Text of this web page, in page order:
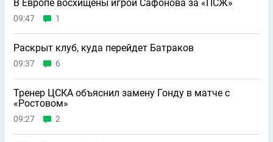
В Европе восхищены игрой Сафонова за «ПСЖ»
09:47 1
Раскрыт клуб, куда перейдет Батраков
09:37 6
Тренер ЦСКА объяснил замену Гонду в матче с
«Ростовом»
09:27 2